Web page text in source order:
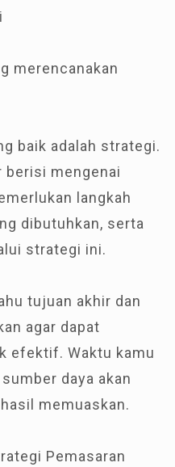
merencanakan
baik adalah strategi.
berisi mengenai
langkah
dibutuhkan, serta
strategi ini.
tujuan akhir dan
agar dapat
efektif. Waktu kamu
daya akan
memuaskan.
Pemasaran